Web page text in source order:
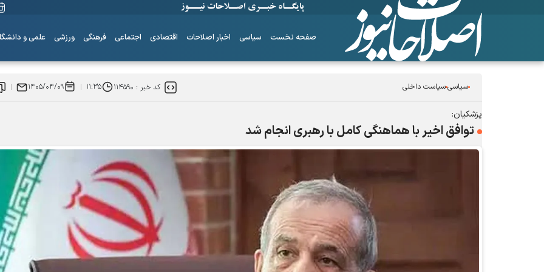
صفحه نخست سیاسی اخبار اصلاحات اقتصادی اجتماعی فرهنگی ورزشی علمی و
سیاسیسیاست داخلی کد خبر : ۱۱۴۵۹۰ ۱۱:۳۵ ۱۴۰۵/۰۴/۰۹
پزشکیان:
توافق اخیر با هماهنگی کامل با رهبری انجام شد
ساز‌های همیشه ناکوک!